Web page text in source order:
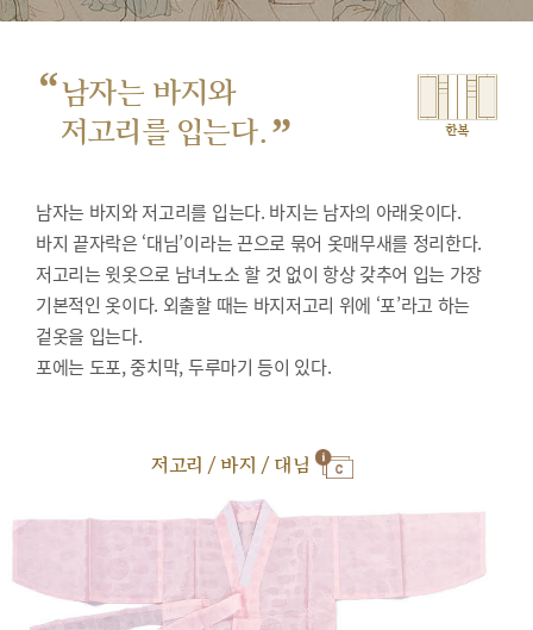
“남자는 바지와
저고리를 입는다. ” 한복
남자는 바지와 저고리를 입는다. 바지는 남자의 아래옷이다.
바지 끝자락은 ‘대님’이라는 끈으로 묶어 옷매무새를 정리한다.
저고리는 윗옷으로 남녀노소 할 것 없이 항상 갖추어 입는 가장
기본적인 옷이다. 외출할 때는 바지저고리 위에 ‘포’라고 하는
겉옷을 입는다.
포에는 도포, 중치막, 두루마기 등이 있다.
저고리 / 바지 / 대님